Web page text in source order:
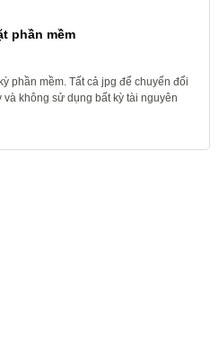
phần mềm
phần mềm. Tất cả jpg để chuyển đổi
không sử dụng bất kỳ tài nguyên